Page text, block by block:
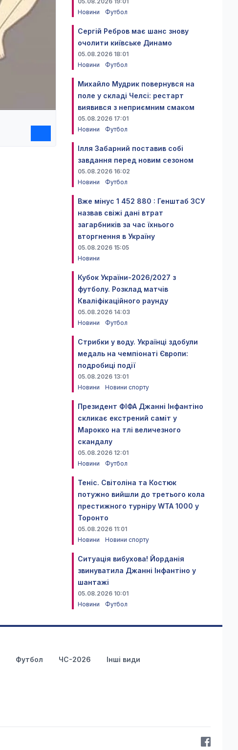
Новини
Футбол
Сергій Ребров має шанс знову
очолити київське Динамо
05.08.2026 18:01
Новини
Футбол
Михайло Мудрик повернувся на
поле у складі Челсі: рестарт
виявився з неприємним смаком
05.08.2026 17:01
Новини
Футбол
Ілля Забарний поставив собі
завдання перед новим сезоном
05.08.2026 16:02
Новини
Футбол
Вже мінус 1 452 880 : Генштаб ЗСУ
назвав свіжі дані втрат
загарбників за час їхнього
вторгнення в Україну
05.08.2026 15:05
Новини
Кубок України-2026/2027 з
футболу. Розклад матчів
Кваліфікаційного раунду
05.08.2026 14:03
Новини
Футбол
Стрибки у воду. Українці здобули
медаль на чемпіонаті Європи:
подробиці події
05.08.2026 13:01
Новини
Новини спорту
Президент ФІФА Джанні Інфантіно
скликає екстрений саміт у
Марокко на тлі величезного
скандалу
05.08.2026 12:01
Новини
Футбол
Теніс. Світоліна та Костюк
потужно вийшли до третього кола
престижного турніру WTA 1000 у
Торонто
05.08.2026 11:01
Новини
Новини спорту
Ситуація вибухова! Йорданія
звинуватила Джанні Інфантіно у
шантажі
05.08.2026 10:01
Новини
Футбол
Футбол ЧС-2026 Інші види